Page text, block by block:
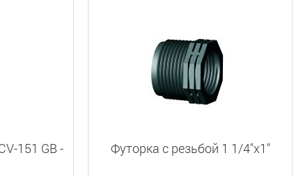
151 GB -
Футорка с резьбой 1 1/4"x1"